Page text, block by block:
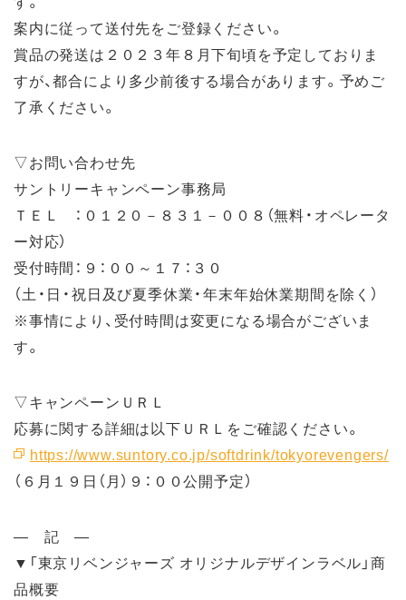
案内に従って送付先をご登録ください。
賞品の発送は２０２３年８月下旬頃を予定しておりま
すが、都合により多少前後する場合があります。予めご
了承ください。
▽お問い合わせ先
サントリーキャンペーン事務局
ＴＥＬ ：０１２０－８３１－００８（無料・オペレータ
ー対応）
受付時間：９：００～１７：３０
（土・日・祝日及び夏季休業・年末年始休業期間を除く）
※事情により、受付時間は変更になる場合がございま
す。
▽キャンペーンＵＲＬ
応募に関する詳細は以下ＵＲＬをご確認ください。
https://www.suntory.co.jp/softdrink/tokyorevengers/
（６月１９日（月）９：００公開予定）
― 記 ―
▼「東京リベンジャーズ オリジナルデザインラベル」商
品概要